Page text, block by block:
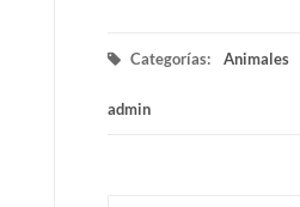
Categorías: Animales
admin